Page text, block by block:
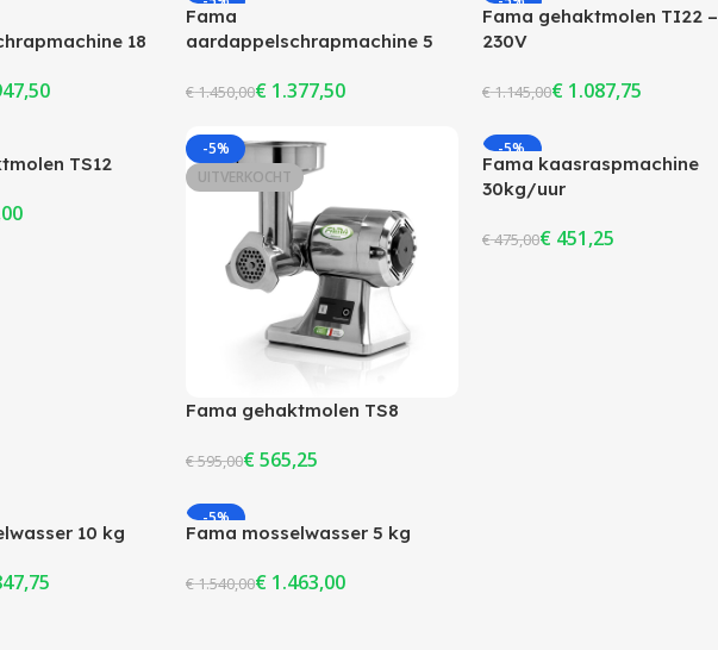
Suikerspin
Voedsel verwarmen
Vacumeermachines
Voedselbereiding
Citruspers
Ijsmachines
Sapcentrifuges
Broodsnijmachines
18
Fama
aardappelschrapmachine 5
€1.450,00€ 1.377,50
UITVERKOCHT
Fama gehaktmolen TI22 –
230V
€1.145,00€1.087,75
TS12
-5%
UITVERKOCHT
Fama gehaktmolen TS8
€595,00€565,25
-5%
UITVERKOCHT
Fama kaasraspmachine
30kg/uur
€475,00€451,25
10 kg
-5%
UITVERKOCHT
Fama mosselwasser 5 kg
€1.540,00€ 1.463,00